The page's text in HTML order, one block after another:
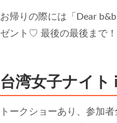
お帰りの際には「Dear
ゼント♡ 最後の最後まで
台湾女子ナイト
トークショーあり、参加